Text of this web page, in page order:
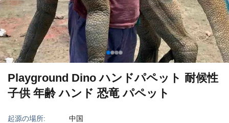
Playground Dino ハンドパペット 耐候性
子供 年齢 ハンド 恐竜 パペット
起源の場所: 中国